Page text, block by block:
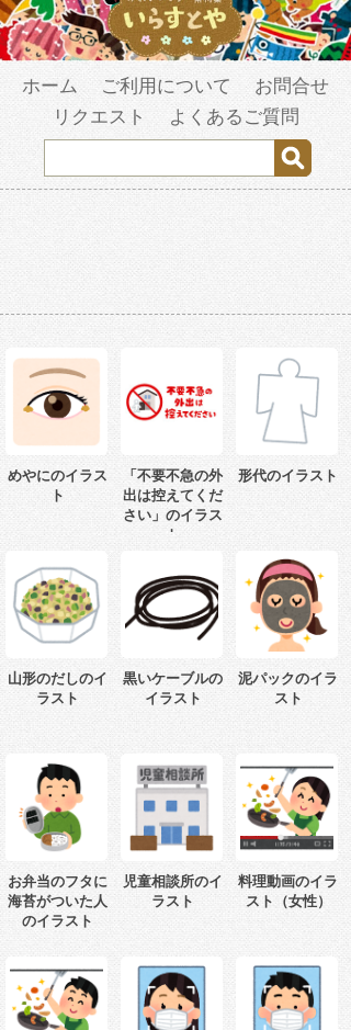
ホーム ご利用について
お問合せ
リクエスト
よくあるご質問
めやにのイラス
ト
「不要不急の外
出は控えてくだ
さい」のイラス
ト
形代のイラスト
山形のだしのイ
ラスト
黒いケーブルの
イラスト
泥パックのイラ
スト
お弁当のフタに
海苔がついた人
のイラスト
児童相談所のイ
ラスト
料理動画のイラ
スト（女性）